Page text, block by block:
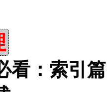
看：索引